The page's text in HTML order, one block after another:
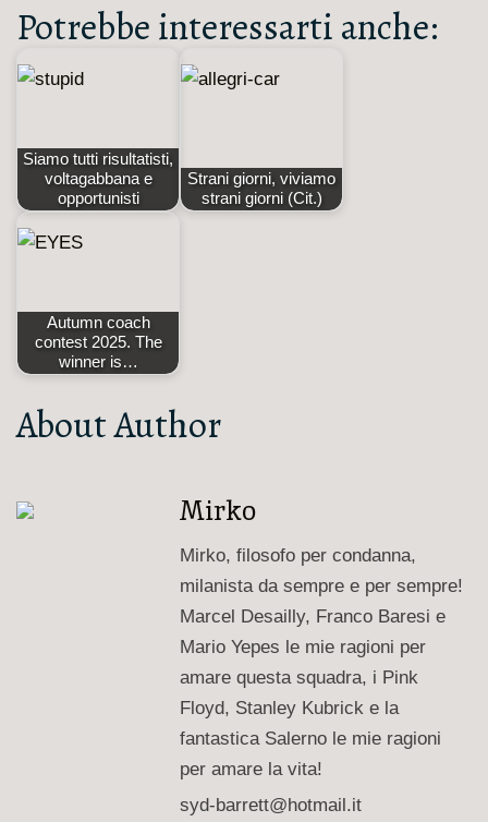
Potrebbe interessarti anche:
Siamo tutti risultatisti,
voltagabbana e
opportunisti
Strani giorni, viviamo
strani giorni (Cit.)
Autumn coach
contest 2025. The
winner is…
About Author
Mirko
Mirko, filosofo per condanna,
milanista da sempre e per sempre!
Marcel Desailly, Franco Baresi e
Mario Yepes le mie ragioni per
amare questa squadra, i Pink
Floyd, Stanley Kubrick e la
fantastica Salerno le mie ragioni
per amare la vita!
syd-barrett@hotmail.it